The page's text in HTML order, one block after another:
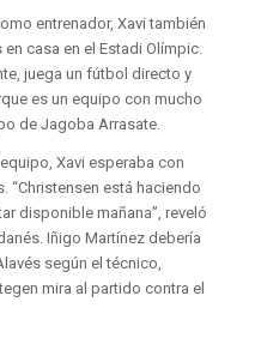
entrenador, Xavi también
casa en el Estadi Olímpic.
juega un fútbol directo y
es un equipo con mucho
de Jagoba Arrasate.
Xavi esperaba con
“Christensen está haciendo
disponible mañana”, reveló
Iñigo Martínez debería
según el técnico,
mira al partido contra el